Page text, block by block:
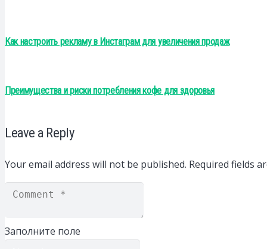
Как настроить рекламу в Инстаграм для увеличения продаж
Преимущества и риски потребления кофе для здоровья
Leave a Reply
Your email address will not be published. Required fields
Заполните поле